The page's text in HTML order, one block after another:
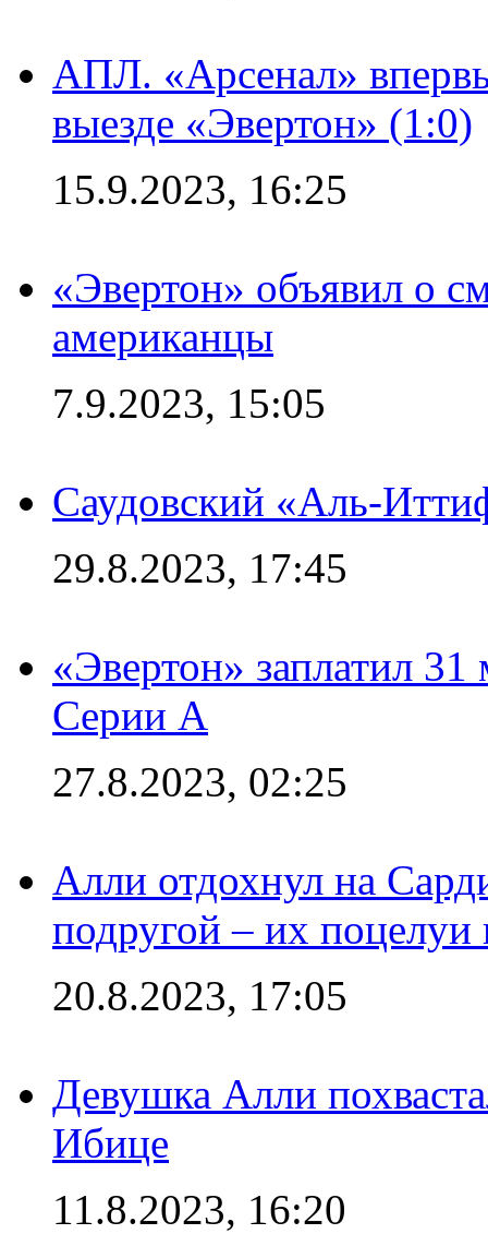
АПЛ. «Арсенал»
выезде «Эвертон» (1:0)
15.9.2023, 16:25
«Эвертон» объявил о
американцы
7.9.2023, 15:05
Саудовский «Аль-
29.8.2023, 17:45
«Эвертон» заплатил
Серии А
27.8.2023, 02:25
Алли отдохнул на
подругой – их поцелуи
20.8.2023, 17:05
Девушка Алли
Ибице
11.8.2023, 16:20